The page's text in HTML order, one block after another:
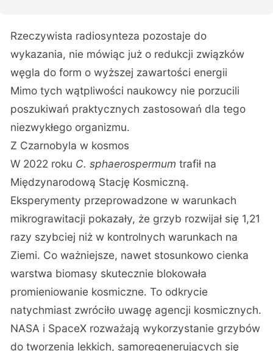
Rzeczywista radiosynteza pozostaje do
wykazania, nie mówiąc już o redukcji związków
węgla do form o wyższej zawartości energii
Mimo tych wątpliwości naukowcy nie porzucili
poszukiwań praktycznych zastosowań dla tego
niezwykłego organizmu.
Z Czarnobyla w kosmos
W 2022 roku C. sphaerospermum trafił na
Międzynarodową Stację Kosmiczną.
Eksperymenty przeprowadzone w warunkach
mikrograwitacji pokazały, że grzyb rozwijał się 1,21
razy szybciej niż w kontrolnych warunkach na
Ziemi. Co ważniejsze, nawet stosunkowo cienka
warstwa biomasy skutecznie blokowała
promieniowanie kosmiczne. To odkrycie
natychmiast zwróciło uwagę agencji kosmicznych.
NASA i SpaceX rozważają wykorzystanie grzybów
do tworzenia lekkich, samoregenerujących się